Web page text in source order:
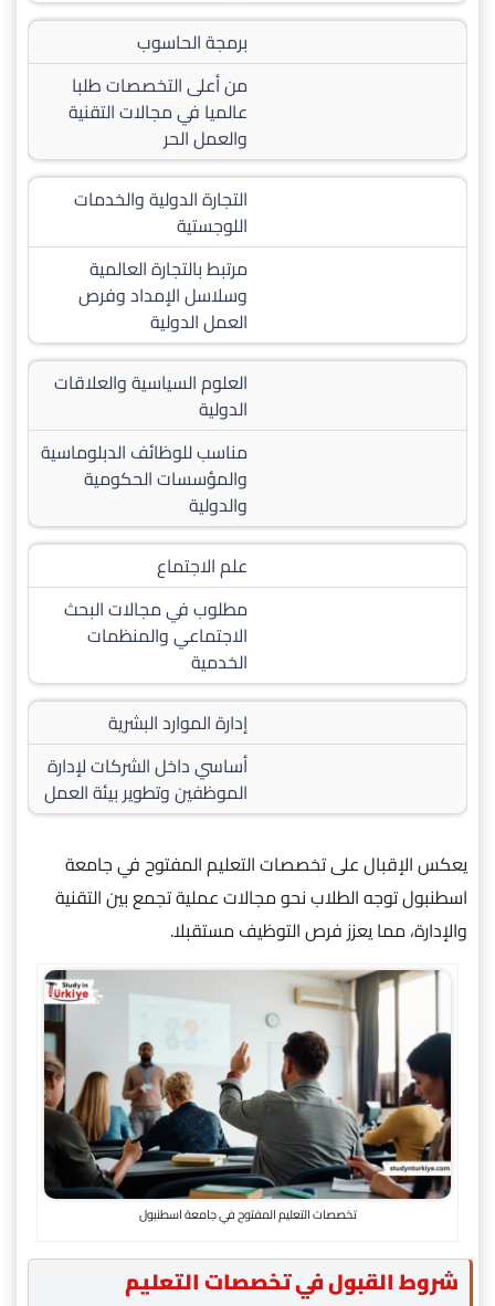
برمجة الحاسوب
من أعلى التخصصات طلبا
عالميا في مجالات التقنية
والعمل الحر
التجارة الدولية والخدمات
اللوجستية
مرتبط بالتجارة العالمية
وسلاسل الإمداد وفرص
العمل الدولية
العلوم السياسية والعلاقات
الدولية
مناسب للوظائف الدبلوماسية
والمؤسسات الحكومية
والدولية
علم الاجتماع
مطلوب في مجالات البحث
الاجتماعي والمنظمات
الخدمية
إدارة الموارد البشرية
أساسي داخل الشركات لإدارة
الموظفين وتطوير بيئة العمل
يعكس الإقبال على تخصصات التعليم المفتوح في جامعة
اسطنبول توجه الطلاب نحو مجالات عملية تجمع بين التقنية
والإدارة، مما يعزز فرص التوظيف مستقبلا.
تخصصات التعليم المفتوح في جامعة اسطنبول
شروط القبول في تخصصات التعليم